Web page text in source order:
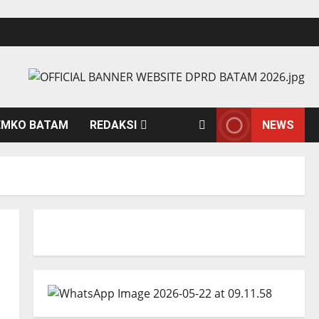
BATAM REDAKSI NEWS